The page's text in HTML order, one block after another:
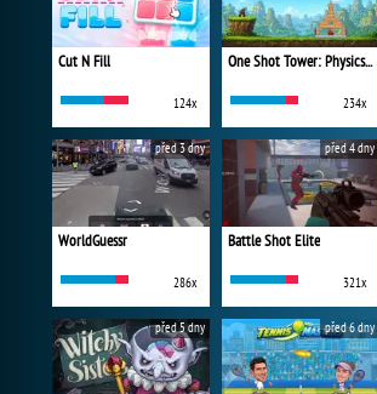
Cut N Fill
124x
One Shot Tower: Physics Destroyer
234x
WorldGuessr
286x
před 3 dny
Battle Shot Elite
321x
před 4 dny
před 5 dny před 6 dny